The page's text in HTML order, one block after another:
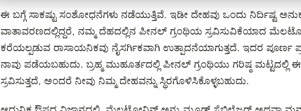
ಈ ಬಗ್ಗೆ ಸಾಕಷ್ಟು ಸಂಶೋಧನೆಗಳು ನಡೆಯುತ್ತಿವೆ. ಇಡೀ ದೇಹವು ಒಂದು ನಿರ್ದಿಷ್ಟ
ವಾತಾವರಣದಲ್ಲಿದ್ದರೆ, ನಮ್ಮ ದೆಹದಲ್ಲಿನ ಪೀನಲ್ ಗ್ರಂಥಿಯ ಸ್ರವಿಸುವಿಕೆಯಾದ
ಕರೆಯಲ್ಪಡುವ ರಾಸಾಯನಿಕವು ನೈಸರ್ಗಿಕವಾಗಿ ಉತ್ಪಾದನೆಯಾಗುತ್ತದೆ. ಇದರ ಪೂರ್ಣ
ನಾವು ಪಡೆಯಬಹುದು. ಬ್ರಹ್ಮ ಮುಹೂರ್ತದಲ್ಲಿ ಪೀನಲ್ ಗ್ರಂಥಿಯು ಗರಿಷ್ಠ ಮಟ್ಟದಲ್ಲಿ
ಸ್ರವಿಸುತ್ತದೆ, ಅಂದರೆ ನೀವು ನಿಮ್ಮ ದೇಹವನ್ನು ಸ್ಥಿರಗೊಳಿಸಿಕೊಳ್ಳಬಹುದು.